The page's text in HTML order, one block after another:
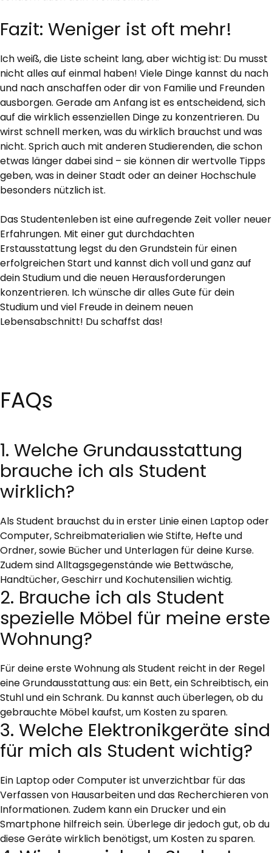
Fazit: Weniger ist oft mehr!
Ich weiß, die Liste scheint lang, aber wichtig ist: Du musst
nicht alles auf einmal haben! Viele Dinge kannst du nach
und nach anschaffen oder dir von Familie und Freunden
ausborgen. Gerade am Anfang ist es entscheidend, sich
auf die wirklich essenziellen Dinge zu konzentrieren. Du
wirst schnell merken, was du wirklich brauchst und was
nicht. Sprich auch mit anderen Studierenden, die schon
etwas länger dabei sind – sie können dir wertvolle Tipps
geben, was in deiner Stadt oder an deiner Hochschule
besonders nützlich ist.
Das Studentenleben ist eine aufregende Zeit voller neuer
Erfahrungen. Mit einer gut durchdachten
Erstausstattung legst du den Grundstein für einen
erfolgreichen Start und kannst dich voll und ganz auf
dein Studium und die neuen Herausforderungen
konzentrieren. Ich wünsche dir alles Gute für dein
Studium und viel Freude in deinem neuen
Lebensabschnitt! Du schaffst das!
FAQs
1. Welche Grundausstattung
brauche ich als Student
wirklich?
Als Student brauchst du in erster Linie einen Laptop oder
Computer, Schreibmaterialien wie Stifte, Hefte und
Ordner, sowie Bücher und Unterlagen für deine Kurse.
Zudem sind Alltagsgegenstände wie Bettwäsche,
Handtücher, Geschirr und Kochutensilien wichtig.
2. Brauche ich als Student
spezielle Möbel für meine erste
Wohnung?
Für deine erste Wohnung als Student reicht in der Regel
eine Grundausstattung aus: ein Bett, ein Schreibtisch, ein
Stuhl und ein Schrank. Du kannst auch überlegen, ob du
gebrauchte Möbel kaufst, um Kosten zu sparen.
3. Welche Elektronikgeräte sind
für mich als Student wichtig?
Ein Laptop oder Computer ist unverzichtbar für das
Verfassen von Hausarbeiten und das Recherchieren von
Informationen. Zudem kann ein Drucker und ein
Smartphone hilfreich sein. Überlege dir jedoch gut, ob du
diese Geräte wirklich benötigst, um Kosten zu sparen.